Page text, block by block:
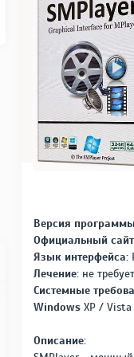
Версия
Официальный
Язык интерфейса:
Лечение:не
Системные
WindowsXP / Vista
Описание: